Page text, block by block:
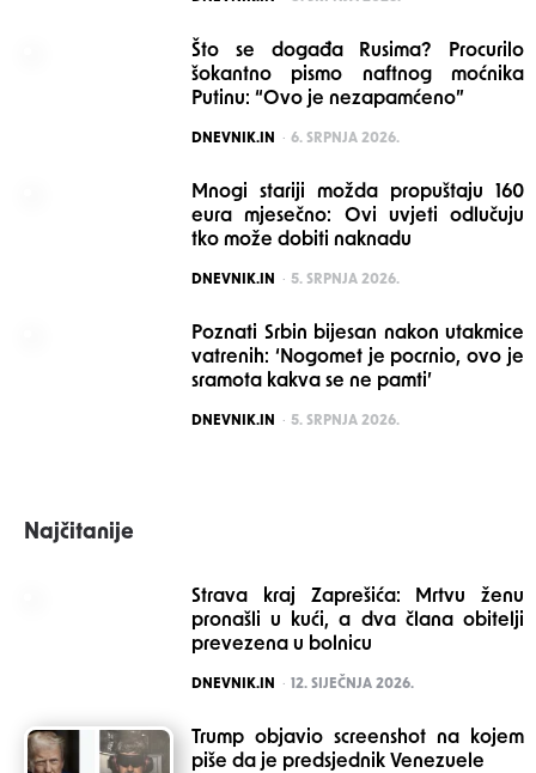
Što se događa Rusima? Procurilo
šokantno pismo naftnog moćnika
Putinu: “Ovo je nezapamćeno”
POSTED
DNEVNIK.IN 6. SRPNJA 2026.
Mnogi stariji možda propuštaju 160
eura mjesečno: Ovi uvjeti odlučuju
tko može dobiti naknadu
POSTED
DNEVNIK.IN 5. SRPNJA 2026.
Poznati Srbin bijesan nakon utakmice
vatrenih: ‘Nogomet je pocrnio, ovo je
sramota kakva se ne pamti’
POSTED
DNEVNIK.IN 5. SRPNJA 2026.
Najčitanije
Strava kraj Zaprešića: Mrtvu ženu
pronašli u kući, a dva člana obitelji
prevezena u bolnicu
POSTED
DNEVNIK.IN 12. SIJEČNJA 2026.
Trump objavio screenshot na kojem
piše da je predsjednik Venezuele